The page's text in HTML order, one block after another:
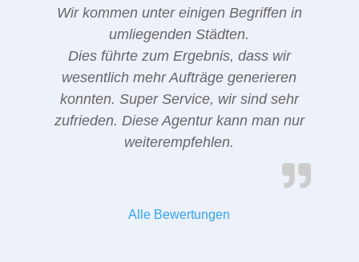
Wir kommen unter einigen Begriffen in
umliegenden Städten.
Dies führte zum Ergebnis, dass wir
wesentlich mehr Aufträge generieren
konnten. Super Service, wir sind sehr
zufrieden. Diese Agentur kann man nur
weiterempfehlen.
Alle Bewertungen